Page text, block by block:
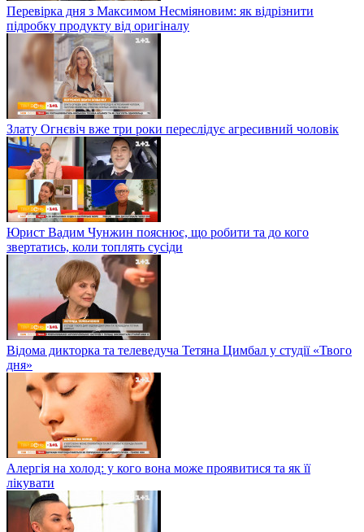
Перевірка дня з Максимом Несміяновим: як відрізнити
підробку продукту від оригіналу
Злату Огнєвіч вже три роки переслідує агресивний чоловік
Юрист Вадим Чунжин пояснює, що робити та до кого
звертатись, коли топлять сусіди
Відома дикторка та телеведуча Тетяна Цимбал у студії «Твого
дня»
Алергія на холод: у кого вона може проявитися та як її
лікувати